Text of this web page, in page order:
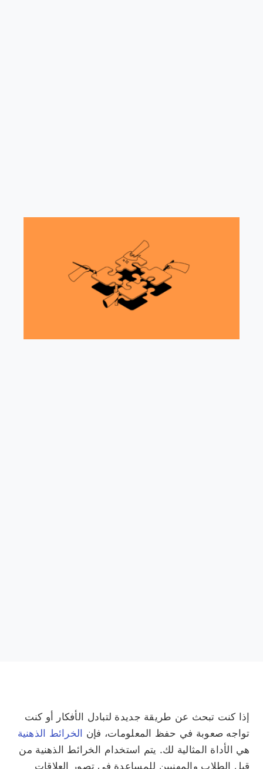
إذا كنت تبحث عن طريقة جديدة لتبادل الأفكار أو كنت
تواجه صعوبة في حفظ المعلومات، فإن الخرائط الذهنية
هي الأداة المثالية لك. يتم استخدام الخرائط الذهنية من
قبل الطلاب والمهنيين للمساعدة في تصور العلاقات